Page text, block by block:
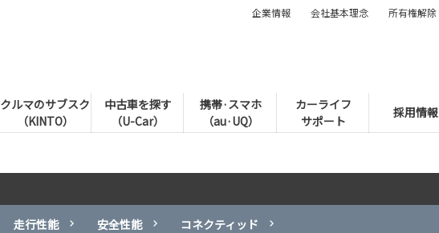
クルマのサブスク
（KINTO）
中古車を探す
（U-Car）
携帯·スマホ
（au·UQ）
カーライフ
サポート
採用情報
企業情報 会社基本理念 所有権解除
走行性能 安全性能 コネクティッド